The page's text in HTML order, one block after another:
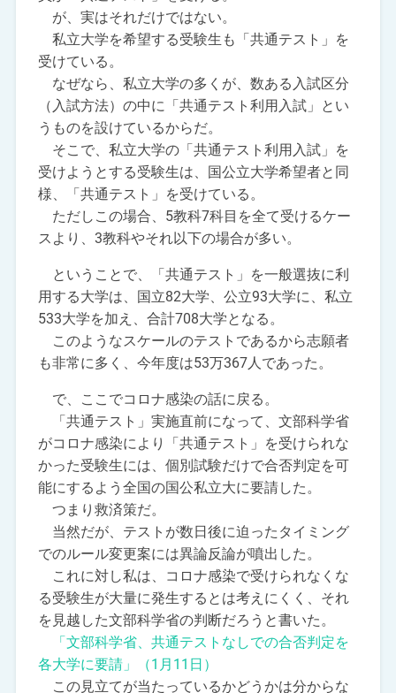
が、実はそれだけではない。
私立大学を希望する受験生も「共通テスト」を
受けている。
なぜなら、私立大学の多くが、数ある入試区分
（入試方法）の中に「共通テスト利用入試」とい
うものを設けているからだ。
そこで、私立大学の「共通テスト利用入試」を
受けようとする受験生は、国公立大学希望者と同
様、「共通テスト」を受けている。
ただしこの場合、5教科7科目を全て受けるケー
スより、3教科やそれ以下の場合が多い。
ということで、「共通テスト」を一般選抜に利
用する大学は、国立82大学、公立93大学に、私立
533大学を加え、合計708大学となる。
このようなスケールのテストであるから志願者
も非常に多く、今年度は53万367人であった。
で、ここでコロナ感染の話に戻る。
「共通テスト」実施直前になって、文部科学省
がコロナ感染により「共通テスト」を受けられな
かった受験生には、個別試験だけで合否判定を可
能にするよう全国の国公私立大に要請した。
つまり救済策だ。
当然だが、テストが数日後に迫ったタイミング
でのルール変更案には異論反論が噴出した。
これに対し私は、コロナ感染で受けられなくな
る受験生が大量に発生するとは考えにくく、それ
を見越した文部科学省の判断だろうと書いた。
「文部科学省、共通テストなしでの合否判定を
各大学に要請」（1月11日）
この見立てが当たっているかどうかは分からな